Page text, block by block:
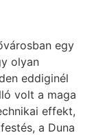
egy
olyan
eddiginél
volt a maga
effekt,
a Duna